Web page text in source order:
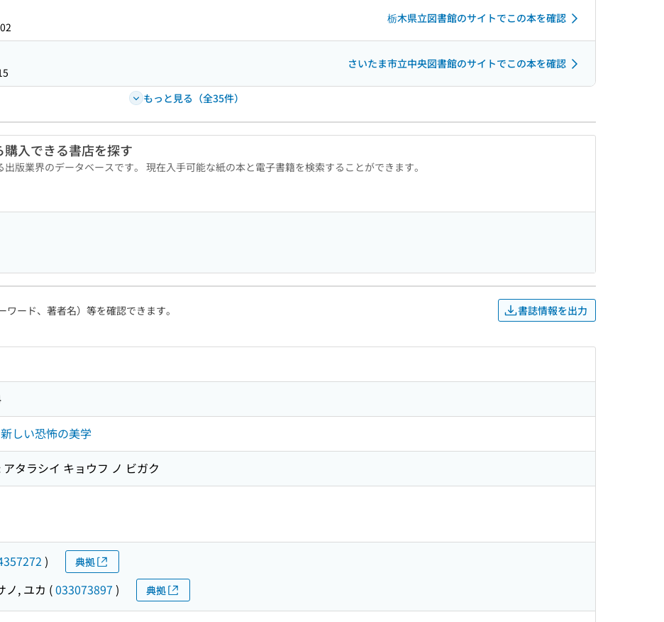
栃木県立図書館のサイトでこの本を確認
さいたま市立中央図書館のサイトでこの本を確認
もっと見る（全35件）
購入できる書店を探す
版業界のデータベースです。 現在入手可能な紙の本と電子書籍を検索することができます。
ード、著者名）等を確認できます。 書誌情報を出力
しい恐怖の美学
タラシイ キョウフ ノ ビガク
) 典拠
ノ, ユカ (033073897 ) 典拠